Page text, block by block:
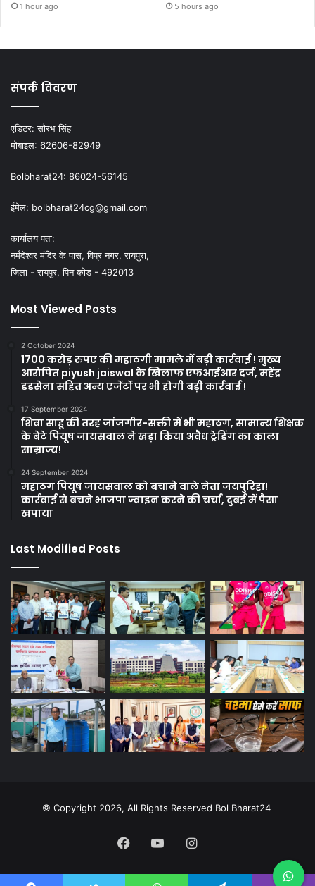
1 hour ago 5 hours ago
संपर्क विवरण
एडिटर:सौरभ सिंह
मोबाइल: 62606-82949
Bolbharat24: 86024-56145
ईमेल: bolbharat24cg@gmail.com
कार्यालय पता:
नर्मदेश्वर मंदिर के पास, विप्र नगर, रायपुरा,
जिला - रायपुर, पिन कोड - 492013
Most Viewed Posts
2 October 2024
1700 करोड़ रुपए की महाठगी मामले में बड़ी कार्रवाई ! मुख्य
आरोपित piyush jaiswal के खिलाफ एफआईआर दर्ज, महेंद्र
डडसेना सहित अन्य एजेंटों पर भी होगी बड़ी कार्रवाई !
17 September 2024
शिवा साहू की तरह जांजगीर-सक्ती में भी महाठग, सामान्य शिक्षक
के बेटे पियूष जायसवाल ने खड़ा किया अवैध ट्रेडिंग का काला
साम्राज्य!
24 September 2024
महाठग पियूष जायसवाल को बचाने वाले नेता जयपुरिहा!
कार्रवाई से बचने भाजपा ज्वाइन करने की चर्चा, दुबई में पैसा
खपाया
Last Modified Posts
© Copyright 2026, All Rights Reserved Bol Bharat24
Facebook
YouTubeInstagram